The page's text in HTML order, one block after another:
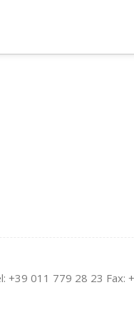
+39 011 779 28 23 Fax: